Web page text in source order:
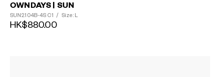
OWNDAYS | SUN
SUN2104B-4S C1 / Size: L
HK$880.00